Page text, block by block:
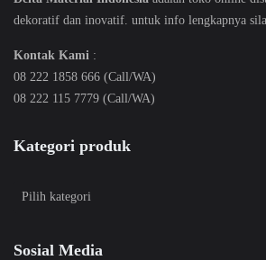
dekoratif dan inovatif. untuk info lengkapnya
Kontak Kami :
08 222 1858 666 (Call/WA)
08 222 115 7779 (Call/WA)
Kategori produk
Sosial Media